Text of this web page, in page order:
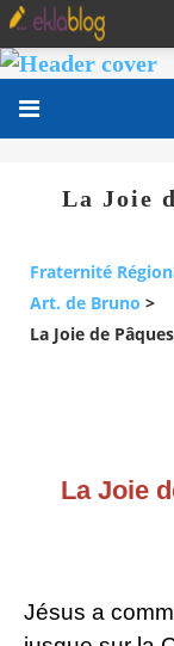
La Joie
Fraternité
Art. de Bruno >
La Joie de
La Joie
Jésus a